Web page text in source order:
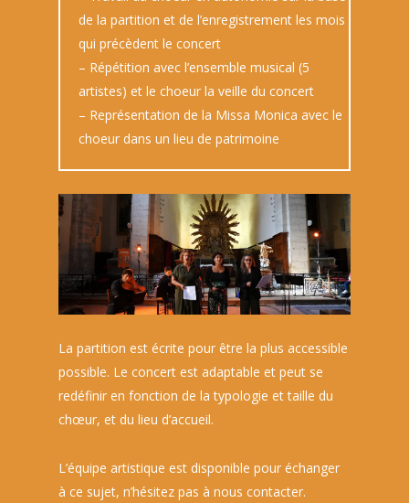
de la partition et de l’enregistrement les mois
qui précèdent le concert
– Répétition avec l’ensemble musical (5
artistes) et le choeur la veille du concert
– Représentation de la Missa Monica avec le
choeur dans un lieu de patrimoine
La partition est écrite pour être la plus accessible
possible. Le concert est adaptable et peut se
redéfinir en fonction de la typologie et taille du
chœur, et du lieu d’accueil.
L’équipe artistique est disponible pour échanger
à ce sujet, n’hésitez pas à nous contacter.